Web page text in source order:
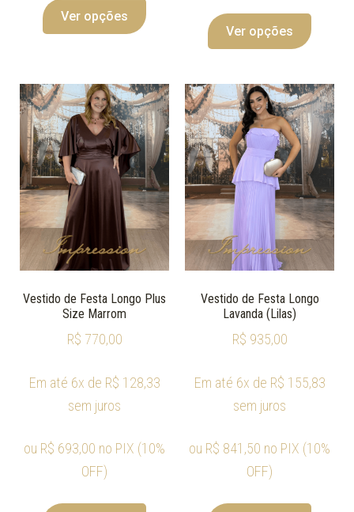
Ver opções
Ver opções
Vestido de Festa Longo Plus
Size Marrom
R$ 770,00
Em até 6x de R$ 128,33
sem juros
ou R$ 693,00 no PIX (10%
OFF)
Vestido de Festa Longo
Lavanda (Lilas)
R$ 935,00
Em até 6x de R$ 155,83
sem juros
ou R$ 841,50 no PIX (10%
OFF)